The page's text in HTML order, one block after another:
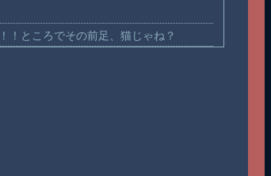
！ところでその前足、猫じゃね？